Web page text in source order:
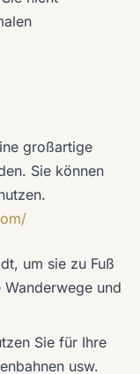
großartige
Sie können
um sie zu Fuß
und
Sie für Ihre
usw.